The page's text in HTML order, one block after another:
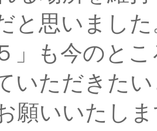
と思いまし
」も今のと
いただきた
願いいたし